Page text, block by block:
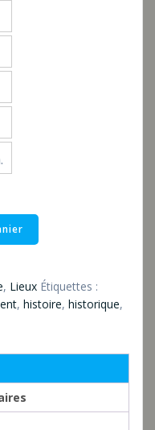
, Lieux Étiquettes :
, histoire, historique,